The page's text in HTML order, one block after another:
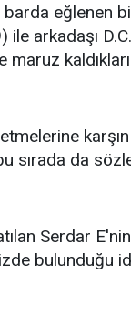
barda eğlenen
ile arkadaşı
sırada da
Serdar
bulunduğu